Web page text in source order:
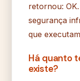
retornou:
segurança
que
Há quanto
existe?